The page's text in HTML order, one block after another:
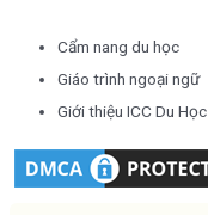
Cẩm nang du học
Giáo trình ngoại ngữ
Giới thiệu ICC Du Học